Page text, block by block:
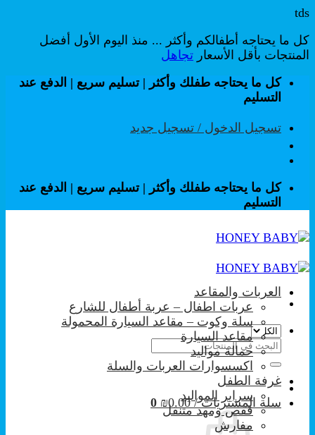
tds
كل ما يحتاجه أطفالكم وأكثر ... منذ اليوم الأول أفضل
المنتجات بأقل الأسعار تجاهل
تخطي
للمحتوى
كل ما يحتاجه طفلك وأكثر | تسليم سريع | الدفع عند
التسليم
تسجيل الدخول / تسجيل جديد
كل ما يحتاجه طفلك وأكثر | تسليم سريع | الدفع عند
التسليم
البحث
عن:
سلة المشتريات / ₪0.00
0
العربات والمقاعد
عربات اطفال – عربة أطفال للشارع
سلة وكوت – مقاعد السيارة المحمولة
مقاعد السيارة
حمالة مواليد
اكسسوارات العربات والسلة
غرفة الطفل
سراير المواليد
قفص ومهد متنقل
مفارش